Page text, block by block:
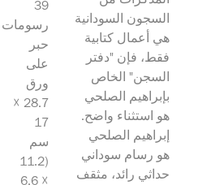
39
رسومات
حبر
على
ورق
28.7 ☓
17
سم
(11.2
السجون السودانية
هي أعمال كتابية
فقط، فإن "دفتر
السجن" الخاص
بإبراهيم الصلحي
هو استثناء واضح.
إبراهيم الصلحي
هو رسام سوداني
حداثي رائد، مثقف